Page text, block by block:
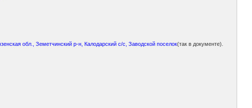
обл., Земетчинский р-н, Калодарский с/с, Заводской поселок(так в документе).